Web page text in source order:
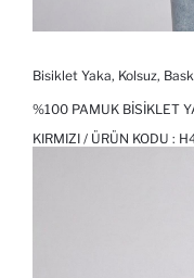
Bisiklet Yaka, Kolsuz,
%100 PAMUK BISIKLET
KIRMIZI / ÜRÜN KODU :